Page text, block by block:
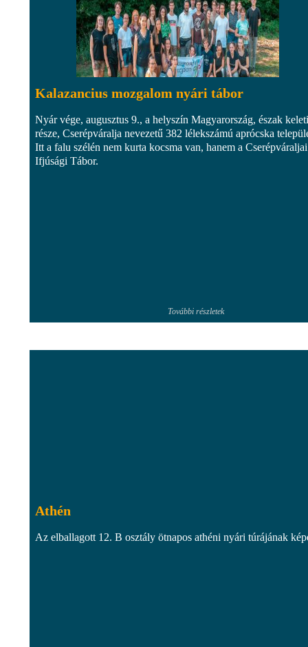
Kalazancius mozgalom nyári tábor
Nyár vége, augusztus 9., a helyszín Magyarország, észak keleti
része, Cserépváralja nevezetű 382 lélekszámú aprócska
Itt a falu szélén nem kurta kocsma van, hanem a Cserépváraljai
Ifjúsági Tábor.
További részletek
Athén
Az elballagott 12. B osztály ötnapos athéni nyári túrájának